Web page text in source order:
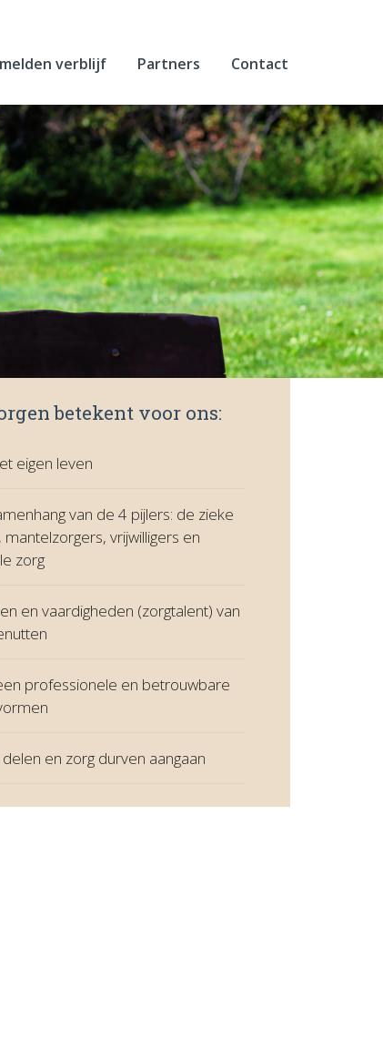
verblijf Partners Contact
betekent voor ons:
eigen leven
van de 4 pijlers: de zieke
vrijwilligers en
zorg
en vaardigheden (zorgtalent) van
professionele en betrouwbare
en zorg durven aangaan